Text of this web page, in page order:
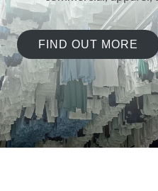
FIND OUT MORE